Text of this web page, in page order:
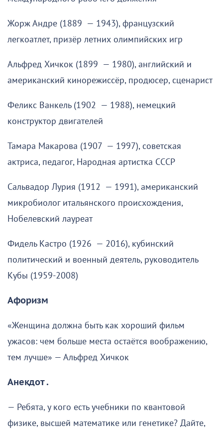
Жорж Андре (1889 — 1943), французский
легкоатлет, призёр летних олимпийских игр
Альфред Хичкок (1899 — 1980), английский и
американский кинорежиссёр, продюсер, сценарист
Феликс Ванкель (1902 — 1988), немецкий
конструктор двигателей
Тамара Макарова (1907 — 1997), советская
актриса, педагог, Народная артистка СССР
Сальвадор Лурия (1912 — 1991), американский
микробиолог итальянского происхождения,
Нобелевский лауреат
Фидель Кастро (1926 — 2016), кубинский
политический и военный деятель, руководитель
Кубы (1959-2008)
Афоризм
«Женщина должна быть как хороший фильм
ужасов: чем больше места остаётся воображению,
тем лучше» — Альфред Хичкок
Анекдот .
— Ребята, у кого есть учебники по квантовой
физике, высшей математике или генетике? Дайте,